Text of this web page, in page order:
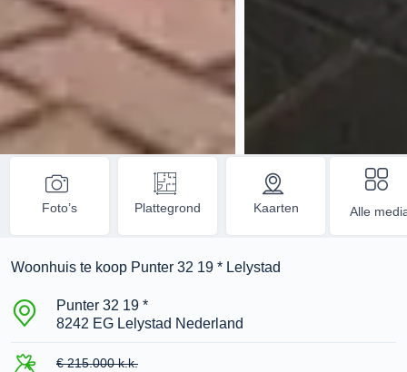
Foto’s Plattegrond Kaarten Alle
Woonhuis te koop Punter 32 19 * Lelystad
Punter 32 19 *
8242 EG Lelystad Nederland
€ 215.000 k.k.